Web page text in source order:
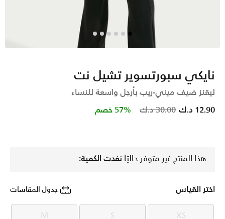
نايكي سبورتسوير تشيل نت
ليقنز ضيف ميني-ريب بأرجل واسعة للنساء
Price reduced from
30.00 د.ك to 12.90 د.ك 57% خصم
هذا المنتج غير متوفر حاليًا نفدت الكمية:
اختر القياس جدول المقاسات
XS
S
M